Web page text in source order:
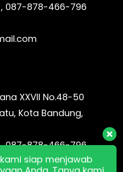
087-878-466-796
XXVII No.48-50
Kota Bandung,
087-878-466-796
siap menjawab